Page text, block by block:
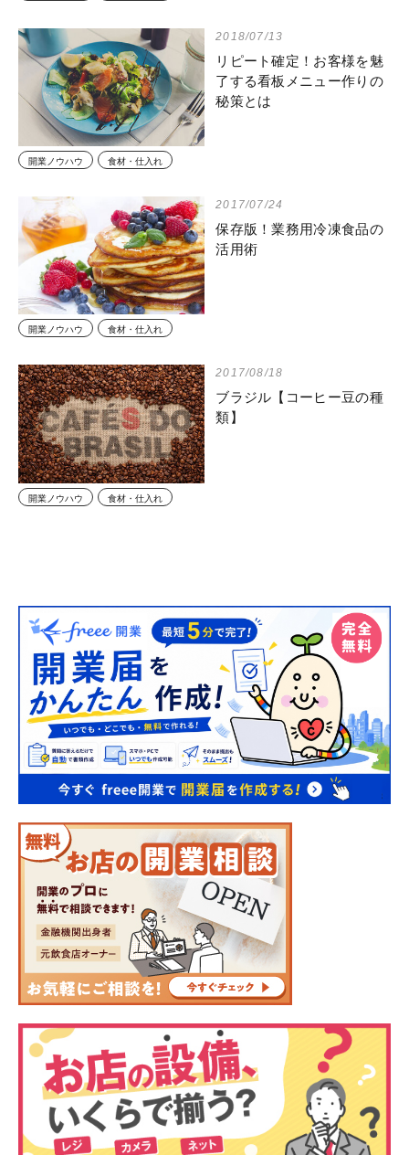
2018/07/13
リピート確定！お客様を魅
了する看板メニュー作りの
秘策とは
開業ノウハウ 食材・仕入れ
2017/07/24
保存版！業務用冷凍食品の
活用術
開業ノウハウ 食材・仕入れ
2017/08/18
ブラジル【コーヒー豆の種
類】
開業ノウハウ 食材・仕入れ